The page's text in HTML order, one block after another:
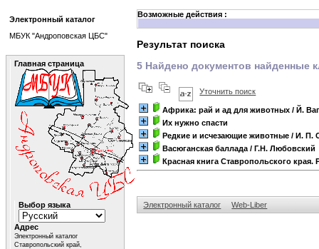
Возможные действия :
Результат поиска
5 Найдено документов найденные
Уточнить поиск
Африка: рай и ад для животных / Й.
Их нужно спасти
Редкие и исчезающие животные / И. П.
Васюганская баллада / Г.Н. Любовский
Красная книга Ставропольского
Электронный каталог Web-Liber
Электронный каталог
МБУК "Андроповская ЦБС"
Главная страница
Выбор языка
Адрес
Электронный каталог
Ставропольский край,